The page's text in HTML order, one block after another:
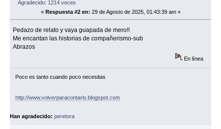
Agradecido: 1214 veces
« Respuesta #2 en: 29 de Agosto de 2025, 01:43:39 am »
Pedazo de relato y vaya guapada de mero!!
Me encantan las historias de compañerismo-sub
Abrazos
En línea
Poco es tanto cuando poco necesitas
http://www.volverparacontarlo.blogspot.com
Han agradecido: peretora